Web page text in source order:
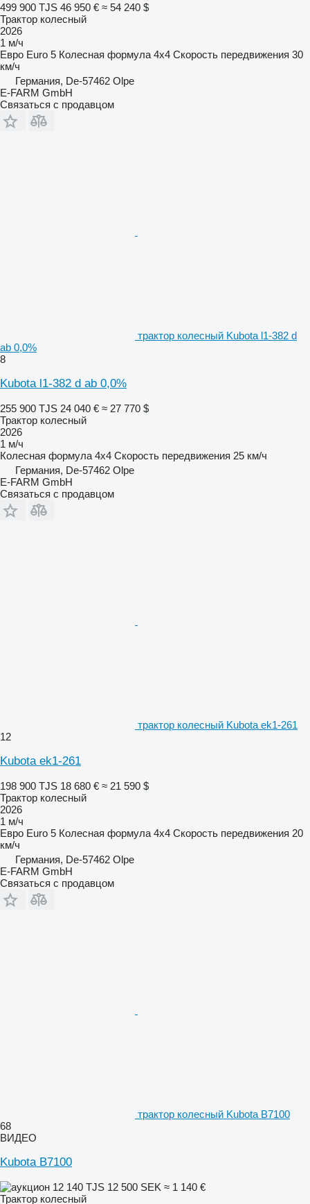
499 900 TJS 46 950 € ≈ 54 240 $
Трактор колесный
2026
1 м/ч
Евро Euro 5 Колесная формула 4x4 Скорость передвижения 30
км/ч
Германия, De-57462 Olpe
E-FARM GmbH
Связаться с продавцом
трактор колесный Kubota l1-382 d
ab 0,0%
8
Kubota l1-382 d ab 0,0%
255 900 TJS 24 040 € ≈ 27 770 $
Трактор колесный
2026
1 м/ч
Колесная формула 4x4 Скорость передвижения 25 км/ч
Германия, De-57462 Olpe
E-FARM GmbH
Связаться с продавцом
трактор колесный Kubota ek1-261
12
Kubota ek1-261
198 900 TJS 18 680 € ≈ 21 590 $
Трактор колесный
2026
1 м/ч
Евро Euro 5 Колесная формула 4x4 Скорость передвижения 20
км/ч
Германия, De-57462 Olpe
E-FARM GmbH
Связаться с продавцом
трактор колесный Kubota B7100
68
ВИДЕО
Kubota B7100
12 140 TJS 12 500 SEK ≈ 1 140 €
Трактор колесный